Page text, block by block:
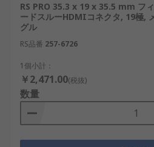
RS PRO 35.3 x 19 x 35.5 mm フ
ードスルーHDMIコネクタ, 19極,
グル
RS品番 257-6726
1個小計：
￥2,471.00(税抜)
数量